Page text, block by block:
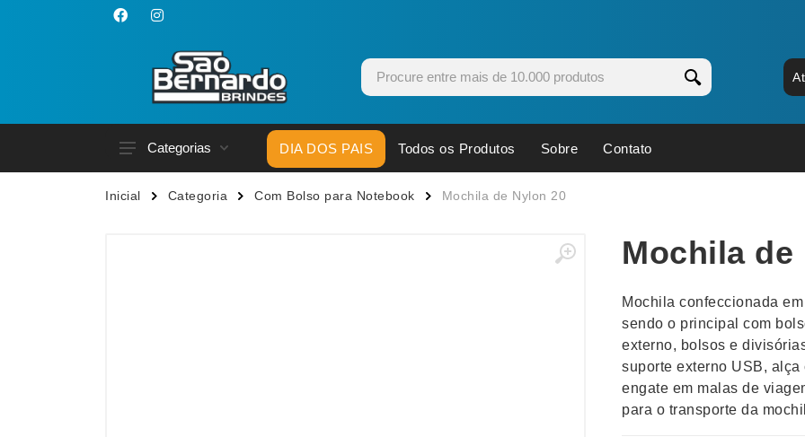
Categorias
Acessórios p/ Celular
Canecas
Copos
Cuidados Pessoais
Esporte e Jogos
Fones de
Kit
Kit Queijo
Lanternas
DIA DOS PAIS Todos os Produtos Sobre Contato
Inicial Categoria Com Bolso para Notebook Mochila de Nylon 20
Mochila de
Mochila confeccionada
sendo o principal com
externo, bolsos e
suporte externo USB,
engate em malas de
para o transporte da